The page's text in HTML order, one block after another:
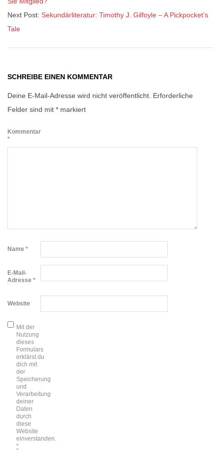
Next Post: Sekundärliteratur: Timothy J. Gilfoyle – A Pickpocket’s
Tale
SCHREIBE EINEN KOMMENTAR
Deine E-Mail-Adresse wird nicht veröffentlicht. Erforderliche
Felder sind mit * markiert
Kommentar
*
Name *
E-Mail-
Adresse *
Website
Mit der
Nutzung
dieses
Formulars
erklärst du
dich mit
der
Speicherung
und
Verarbeitung
deiner
Daten
durch
diese
Website
einverstanden.
*